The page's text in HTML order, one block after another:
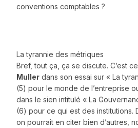
conventions comptables ?
La tyrannie des métriques
Bref, tout ça, ça se discute. C’est ce
Mullerdans son essai sur « La
(5) pour le monde de l’entreprise
dans le sien intitulé « La
(6) pour ce qui est des institutions.
on pourrait en citer bien d’autres,